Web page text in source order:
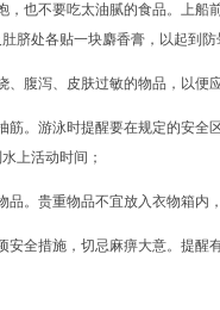
也不要吃太油腻的食品。上船
脐处各贴一块麝香膏，以起到防
腹泻、皮肤过敏的物品，以便
。游泳时提醒要在规定的安全
上活动时间；
。贵重物品不宜放入衣物箱内
全措施，切忌麻痹大意。提醒